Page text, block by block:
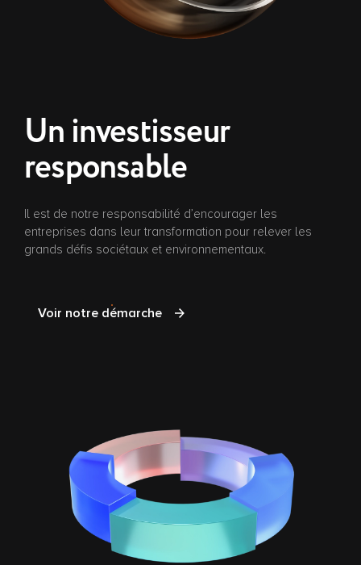
Un investisseur
responsable
Il est de notre responsabilité d’encourager les
entreprises dans leur transformation pour relever les
grands défis sociétaux et environnementaux.
Voir notre démarche